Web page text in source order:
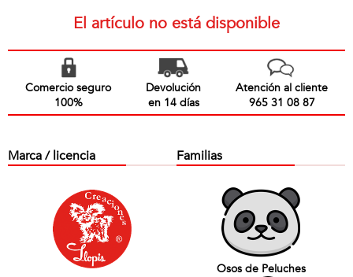
El artículo no está disponible
Comercio seguro
100%
Devolución
en 14 días
Atención al cliente
965 31 08 87
Marca / licencia Familias
Osos de Peluches